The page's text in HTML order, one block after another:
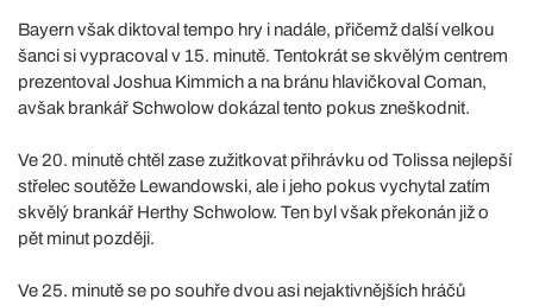
Bayern však diktoval tempo hry i nadále, přičemž další velkou
šanci si vypracoval v 15. minutě. Tentokrát se skvělým centrem
prezentoval Joshua Kimmich a na bránu hlavičkoval Coman,
avšak brankář Schwolow dokázal tento pokus zneškodnit.
Ve 20. minutě chtěl zase zužitkovat přihrávku od Tolissa nejlepší
střelec soutěže Lewandowski, ale i jeho pokus vychytal zatím
skvělý brankář Herthy Schwolow. Ten byl však překonán již o
pět minut později.
Ve 25. minutě se po souhře dvou asi nejaktivnějších hráčů